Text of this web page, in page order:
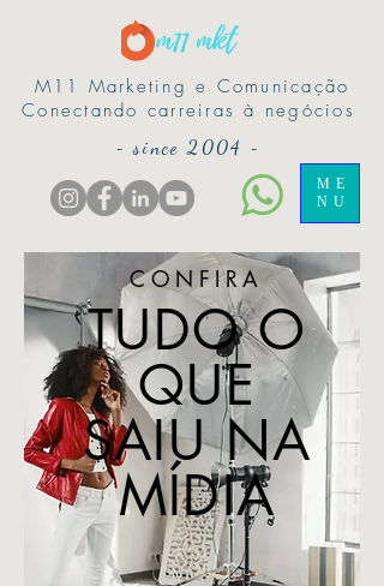
M11 Marketing e Comunicação
Conectando carreiras à negócios
ME
NU
-since 2004 -
CONFIRA
TUDO O
QUE
SAIU NA
MÍDIA